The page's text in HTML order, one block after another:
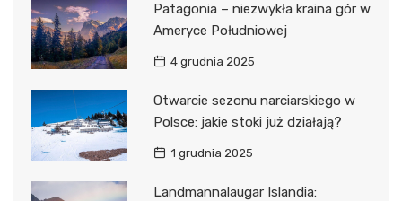
Patagonia – niezwykła kraina gór w
Ameryce Południowej
4 grudnia 2025
Otwarcie sezonu narciarskiego w
Polsce: jakie stoki już działają?
1 grudnia 2025
Landmannalaugar Islandia: